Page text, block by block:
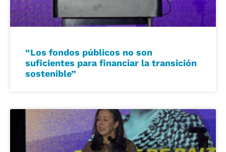
“Los fondos públicos no son
suficientes para financiar la transición
sostenible”